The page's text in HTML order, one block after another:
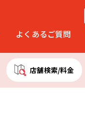
よくあるご質問
店舗検索/料金